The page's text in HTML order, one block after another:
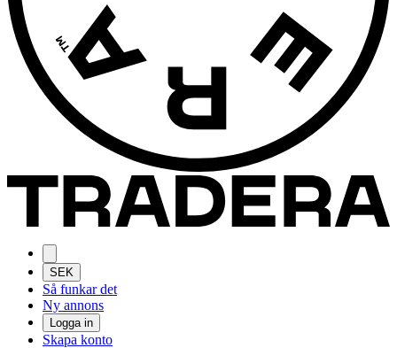
SEK
Så funkar det
Ny annons
Logga in
Skapa konto